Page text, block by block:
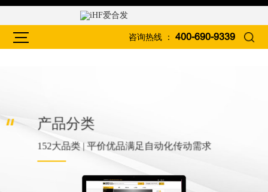
咨询热线 ： 400-690-9339
产品分类
152大品类 | 平价优品满足自动化传动需求